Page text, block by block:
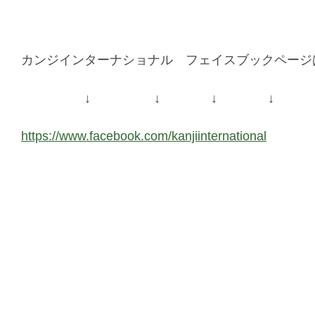
カンジインターナショナル フェイスブックページ
↓ ↓ ↓ ↓
https://www.facebook.com/kanjiinternational